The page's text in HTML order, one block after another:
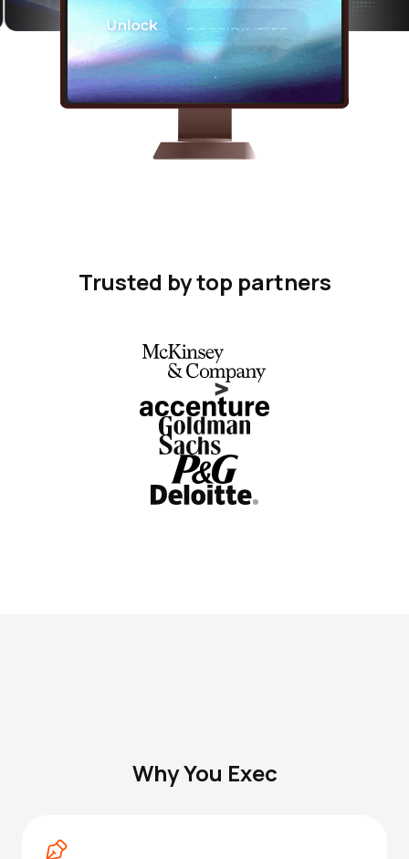
Trusted by top partners
Why You Exec